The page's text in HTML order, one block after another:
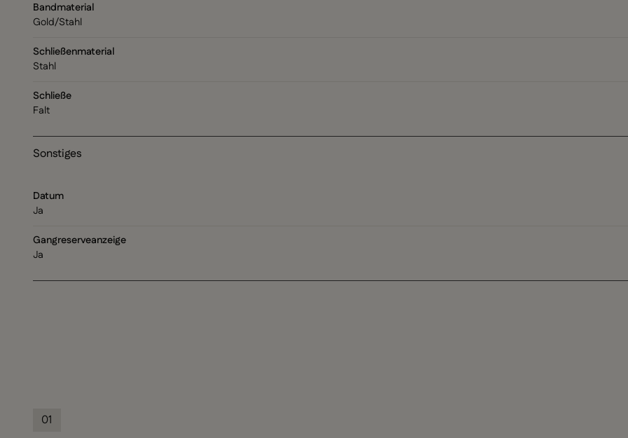
Bandmaterial
Gold/Stahl
Schließenmaterial
Stahl
Schließe
Falt
Sonstiges
Datum
Ja
Gangreserveanzeige
Ja
01